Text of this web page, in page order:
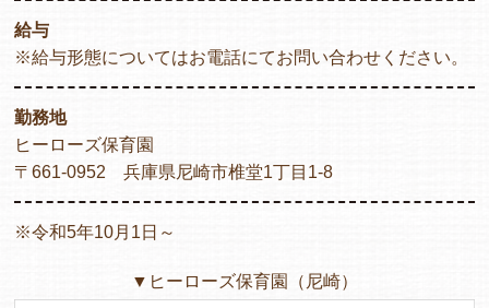
給与
※給与形態についてはお電話にてお問い合わせください。
勤務地
ヒーローズ保育園
〒661-0952 兵庫県尼崎市椎堂1丁目1-8
※令和5年10月1日～
▼ヒーローズ保育園（尼崎）